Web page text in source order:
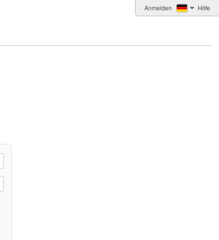
Anmelden Hilfe